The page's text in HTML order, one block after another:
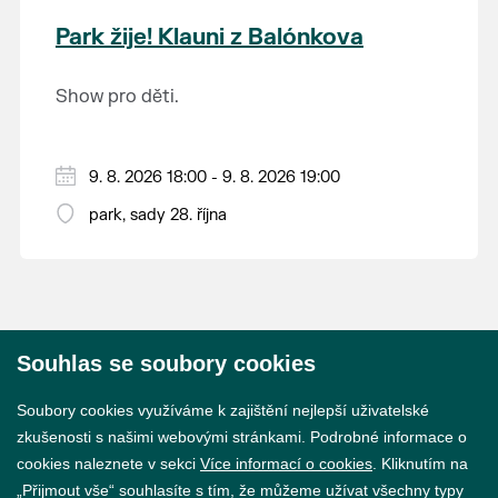
krajina na světě, která je zapsána na Seznam
světového přírodního a kulturního dědictví
Park žije! Klauni z Balónkova
Show pro děti.
9. 8. 2026 18:00 - 9. 8. 2026 19:00
park, sady 28. října
Souhlas se soubory cookies
Soubory cookies využíváme k zajištění nejlepší uživatelské
zkušenosti s našimi webovými stránkami. Podrobné informace o
cookies naleznete v sekci Více informací o cookies . Kliknutím na
„Přijmout vše“ souhlasíte s tím, že můžeme užívat všechny typy